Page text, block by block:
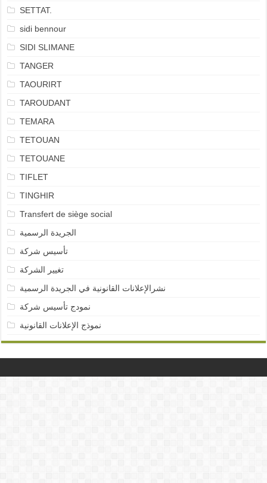
SETTAT.
sidi bennour
SIDI SLIMANE
TANGER
TAOURIRT
TAROUDANT
TEMARA
TETOUAN
TETOUANE
TIFLET
TINGHIR
Transfert de siège social
الجريدة الرسمية
تأسيس شركة
تغيير الشركة
نشرالإعلانات القانونية في الجريدة الرسمية
نمودج تأسيس شركة
نموذج الإعلانات القانونية